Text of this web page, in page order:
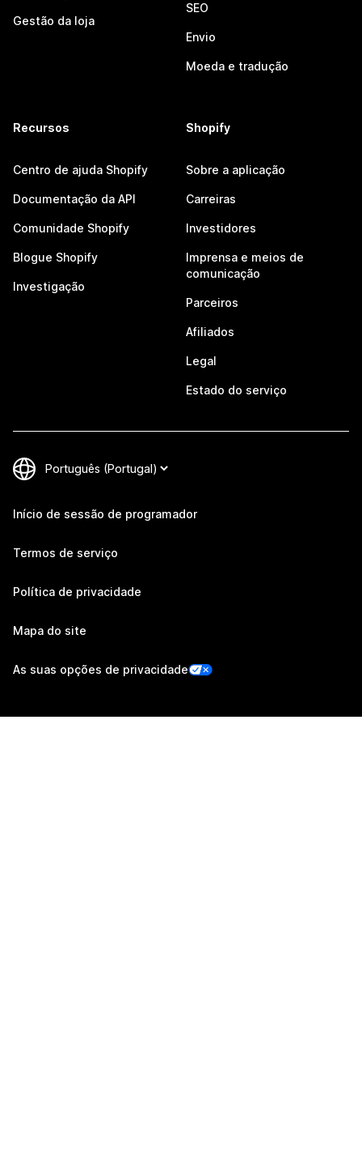
Gestão da loja
SEO
Envio
Moeda e tradução
Recursos
Centro de ajuda Shopify
Documentação da API
Comunidade Shopify
Blogue Shopify
Investigação
Shopify
Sobre a aplicação
Carreiras
Investidores
Imprensa e meios de
comunicação
Parceiros
Afiliados
Legal
Estado do serviço
Início de sessão de programador
Termos de serviço
Política de privacidade
Mapa do site
As suas opções de privacidade